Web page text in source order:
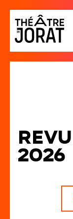
Revu
2026